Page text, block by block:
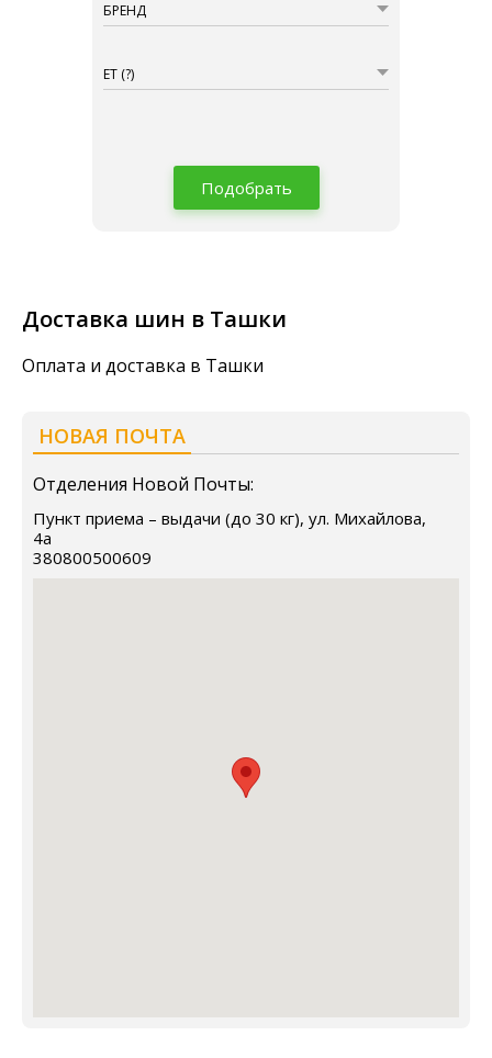
БРЕНД
ET (?)
Подобрать
Доставка шин в Ташки
Оплата и доставка в Ташки
НОВАЯ ПОЧТА
Отделения Новой Почты:
Пункт приема – выдачи (до 30 кг), ул. Михайлова,
4а
380800500609